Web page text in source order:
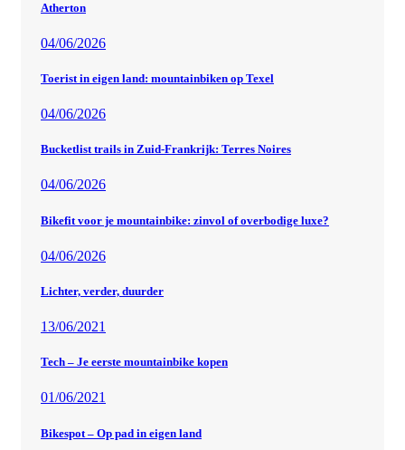
Atherton
04/06/2026
Toerist in eigen land: mountainbiken op Texel
04/06/2026
Bucketlist trails in Zuid-Frankrijk: Terres Noires
04/06/2026
Bikefit voor je mountainbike: zinvol of overbodige luxe?
04/06/2026
Lichter, verder, duurder
13/06/2021
Tech – Je eerste mountainbike kopen
01/06/2021
Bikespot – Op pad in eigen land